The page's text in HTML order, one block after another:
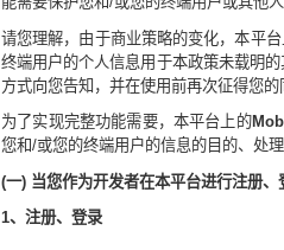
请您理解，由于商业策略的变化，本平
终端用户的个人信息用于本政策未载明
方式向您告知，并在使用前再次征得您的
为了实现完整功能需要，本平台上的
您和/或您的终端用户的信息的目的、处
(一) 当您作为开发者在本平台进行注册
1、注册、登录